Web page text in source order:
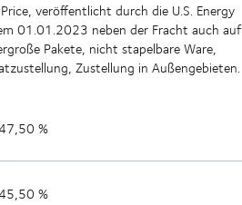
veröffentlicht durch die U.S. Energy
01.01.2023 neben der Fracht auch auf
Pakete, nicht stapelbare Ware,
Zustellung in Außengebieten.
%
%